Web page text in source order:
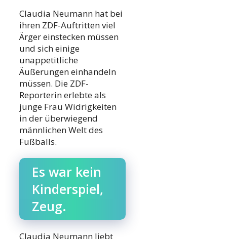
Claudia Neumann hat bei
ihren ZDF-Auftritten viel
Ärger einstecken müssen
und sich einige
unappetitliche
Äußerungen einhandeln
müssen. Die ZDF-
Reporterin erlebte als
junge Frau Widrigkeiten
in der überwiegend
männlichen Welt des
Fußballs.
Es war kein
Kinderspiel,
Zeug.
Claudia Neumann liebt